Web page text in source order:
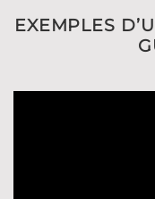
EXEMPLES